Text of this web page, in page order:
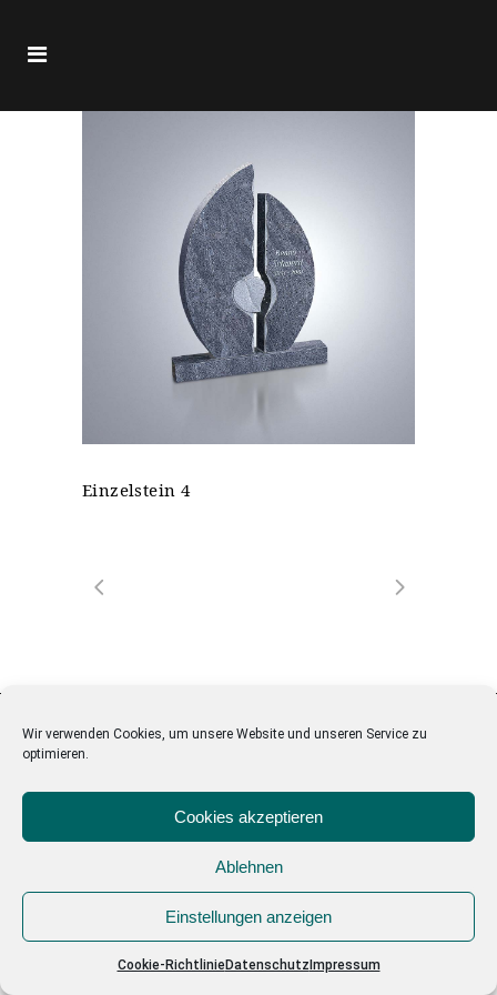
Wir verwenden Cookies, um unsere Website und unseren Service zu
optimieren.
Cookies akzeptieren
Ablehnen
Einstellungen anzeigen
Cookie-Richtlinie Datenschutz Impressum
Einzelstein 4
DATENSCHUTZ|IMPRESSUM|COOKIE
RICHTLINIEN
Realisiert von°SEHPUNKT